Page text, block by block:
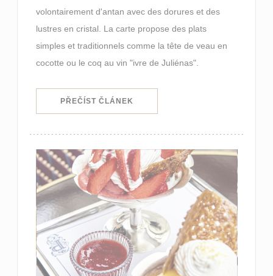
volontairement d'antan avec des dorures et des
lustres en cristal. La carte propose des plats
simples et traditionnels comme la tête de veau en
cocotte ou le coq au vin "ivre de Juliénas".
PŘEČÍST ČLÁNEK